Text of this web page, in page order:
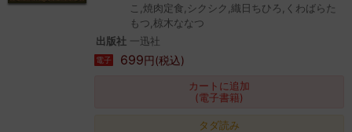
こ,焼肉定食,シクシク,織日ちひろ,くわばらた
もつ,椋木ななつ
出版社
一迅社
電子 699円(税込)
カートに追加
(電子書籍)
タダ読み